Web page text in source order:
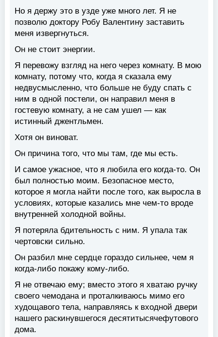
Но я держу это в узде уже много лет. Я не
позволю доктору Робу Валентину заставить
меня извергнуться.
Он не стоит энергии.
Я перевожу взгляд на него через комнату. В мою
комнату, потому что, когда я сказала ему
недвусмысленно, что больше не буду спать с
ним в одной постели, он направил меня в
гостевую комнату, а не сам ушел — как
истинный джентльмен.
Хотя он виноват.
Он причина того, что мы там, где мы есть.
И самое ужасное, что я любила его когда-то. Он
был полностью моим. Безопасное место,
которое я могла найти после того, как выросла в
условиях, которые казались мне чем-то вроде
внутренней холодной войны.
Я потеряла бдительность с ним. Я упала так
чертовски сильно.
Он разбил мне сердце гораздо сильнее, чем я
когда-либо покажу кому-либо.
Я не отвечаю ему; вместо этого я хватаю ручку
своего чемодана и проталкиваюсь мимо его
худощавого тела, направляясь к входной двери
нашего раскинувшегося десятитысячефутового
дома.